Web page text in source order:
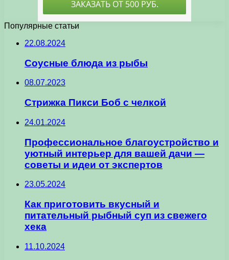
Популярные статьи
22.08.2024
Соусные блюда из рыбы
08.07.2023
Стрижка Пикси Боб с челкой
24.01.2024
Профессиональное благоустройство и
уютный интерьер для вашей дачи —
советы и идеи от экспертов
23.05.2024
Как приготовить вкусный и
питательный рыбный суп из свежего
хека
11.10.2024